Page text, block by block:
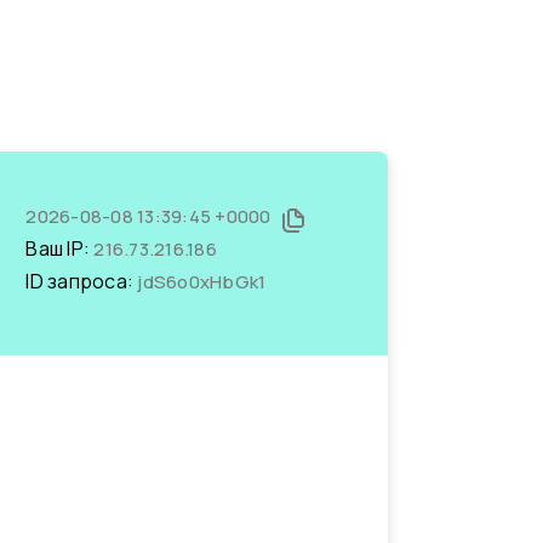
2026-08-08 13:39:45 +0000
Ваш IP:216.73.216.186
ID запроса: jdS6o0xHbGk1